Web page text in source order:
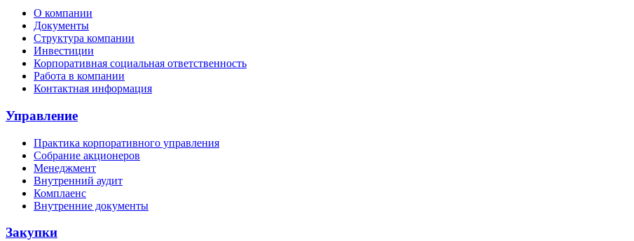
О компании
Документы
Структура компании
Инвестиции
Корпоративная социальная ответственность
Работа в компании
Контактная информация
Управление
Практика корпоративного управления
Собрание акционеров
Менеджмент
Внутренний аудит
Комплаенс
Внутренние документы
Закупки